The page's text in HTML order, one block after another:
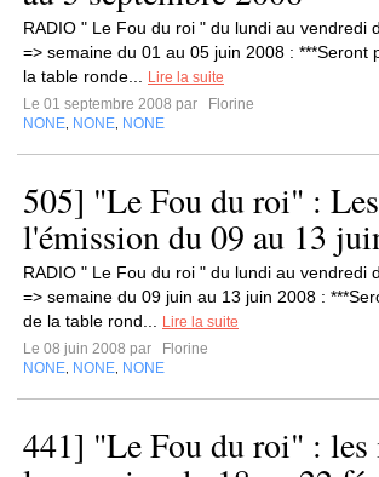
RADIO " Le Fou du roi " du lundi au vendredi
=> semaine du 01 au 05 juin 2008 : ***Seront
la table ronde...
Lire la suite
Le 01 septembre 2008 par
Florine
NONE NONE NONE
505] "Le Fou du roi" :
l'émission du 09 au 13
RADIO " Le Fou du roi " du lundi au vendredi
=> semaine du 09 juin au 13 juin 2008 :
de la table rond...
Lire la suite
Le 08 juin 2008 par
Florine
NONE NONE NONE
441] "Le Fou du roi" : les